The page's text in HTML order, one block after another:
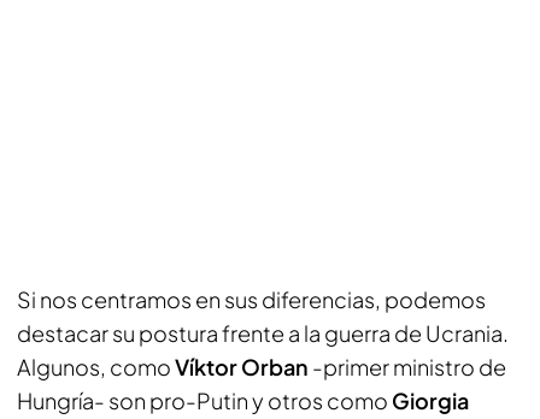
Si nos centramos en sus diferencias, podemos
destacar su postura frente a la guerra de Ucrania.
Algunos, comoVíktor Orban -primer ministro de
Hungría- son pro-Putin y otros como Giorgia